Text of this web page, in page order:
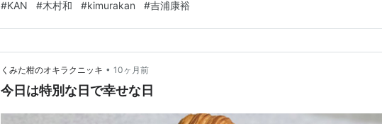
法：第30回 KAN「愛は勝つ」より 私たちファンの思いも肯定してもらえた気がしてと
ても嬉しかったです。 …
#KAN #木村和 #kimurakan #吉浦康裕
くみた柑のオキラクニッキ • 10ヶ月前
今日は特別な日で幸せな日